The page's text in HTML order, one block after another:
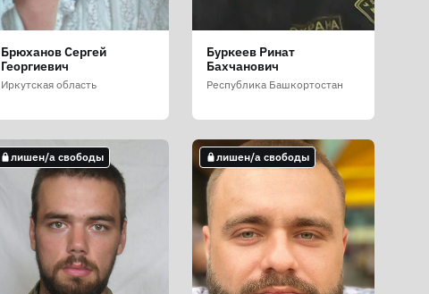
Брюханов Сергей
Георгиевич
Иркутская область
Буркеев Ринат
Бахчанович
Республика Башкортостан
лишен/а свободы лишен/а свободы